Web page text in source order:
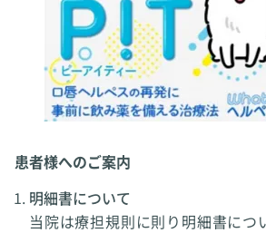
患者様へのご案内
明細書について
当院は療担規則に則り明細書につ